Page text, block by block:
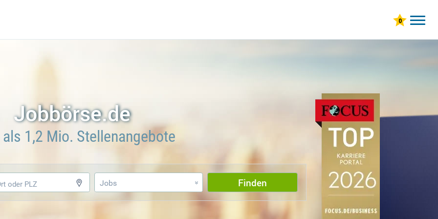
Jobbörse.de
1,2 Mio. Stellenangebote
Jobs » Finden